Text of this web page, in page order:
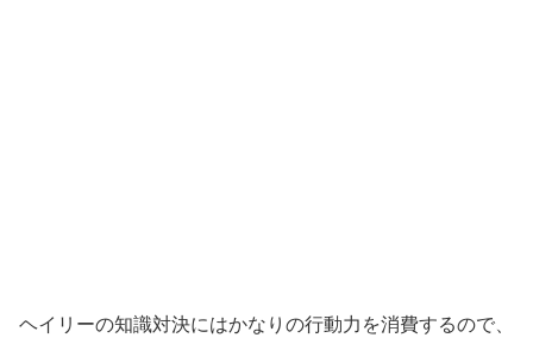
ヘイリーの知識対決にはかなりの行動力を消費するので、